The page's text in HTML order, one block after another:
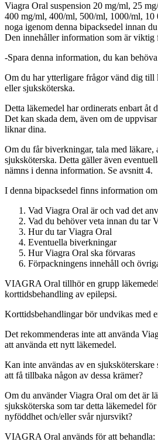
Viagra Oral suspension 20 mg/ml, 25
400 mg/ml, 400/ml, 500/ml, 1000/ml, 10
noga igenom denna bipacksedel innan
Den innehåller information som är viktig
-Spara denna information, du kan
Om du har ytterligare frågor vänd dig till
eller sjuksköterska.
Detta läkemedel har ordinerats enbart åt
Det kan skada dem, även om de
liknar dina.
Om du får biverkningar, tala med läkare,
sjuksköterska. Detta gäller även
nämns i denna information. Se avsnitt 4.
I denna bipacksedel finns information
Vad Viagra Oral är och vad det
Vad du behöver veta innan du tar
Hur du tar Viagra Oral
Eventuella biverkningar
Hur Viagra Oral ska förvaras
Förpackningens innehåll och
VIAGRA Oral tillhör en grupp
korttidsbehandling av epilepsi.
Korttidsbehandlingar bör undvikas med
Det rekommenderas inte att använda
att använda ett nytt läkemedel.
Kan inte användas av en
att få tillbaka någon av dessa krämer?
Om du använder Viagra Oral om det är
sjuksköterska som tar detta läkemedel
nyföddhet och/eller svår njursvikt?
VIAGRA Oral används för att behandla: